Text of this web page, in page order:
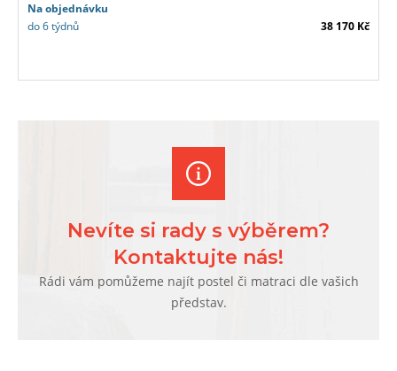
Na objednávku
do 6 týdnů
38 170 Kč
Nevíte si rady s výběrem?
Kontaktujte nás!
Rádi vám pomůžeme najít postel či matraci dle vašich
představ.